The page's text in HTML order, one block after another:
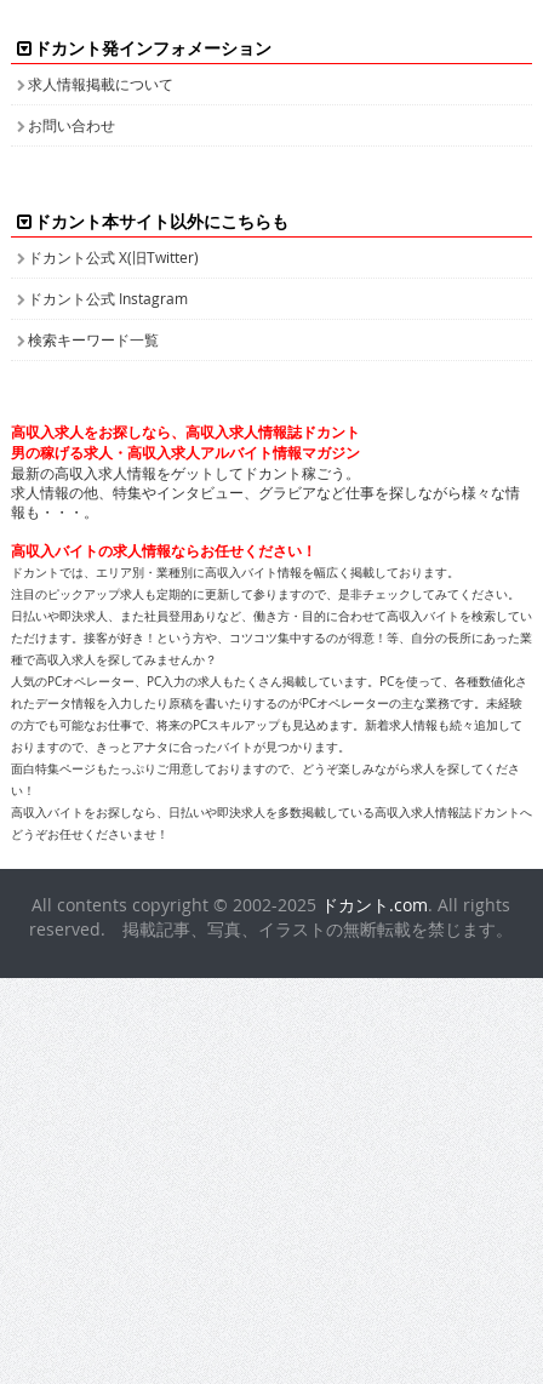
ドカント発インフォメーション
求人情報掲載について
お問い合わせ
ドカント本サイト以外にこちらも
ドカント公式 X(旧Twitter)
ドカント公式 Instagram
検索キーワード一覧
高収入求人をお探しなら、高収入求人情報誌ドカント
男の稼げる求人・高収入求人アルバイト情報マガジン
最新の高収入求人情報をゲットしてドカント稼ごう。
求人情報の他、特集やインタビュー、グラビアなど仕事を探しながら様々な情
報も・・・。
高収入バイトの求人情報ならお任せください！
ドカントでは、エリア別・業種別に高収入バイト情報を幅広く掲載しております。
注目のピックアップ求人も定期的に更新して参りますので、是非チェックしてみてください。
日払いや即決求人、また社員登用ありなど、働き方・目的に合わせて高収入バイトを検索してい
ただけます。接客が好き！という方や、コツコツ集中するのが得意！等、自分の長所にあった業
種で高収入求人を探してみませんか？
人気のPCオペレーター、PC入力の求人もたくさん掲載しています。PCを使って、各種数値化さ
れたデータ情報を入力したり原稿を書いたりするのがPCオペレーターの主な業務です。未経験
の方でも可能なお仕事で、将来のPCスキルアップも見込めます。新着求人情報も続々追加して
おりますので、きっとアナタに合ったバイトが見つかります。
面白特集ページもたっぷりご用意しておりますので、どうぞ楽しみながら求人を探してくださ
い！
高収入バイトをお探しなら、日払いや即決求人を多数掲載している高収入求人情報誌ドカントへ
どうぞお任せくださいませ！
All contents copyright © 2002-2025 ドカント.com. All rights
reserved. 掲載記事、写真、イラストの無断転載を禁じます。